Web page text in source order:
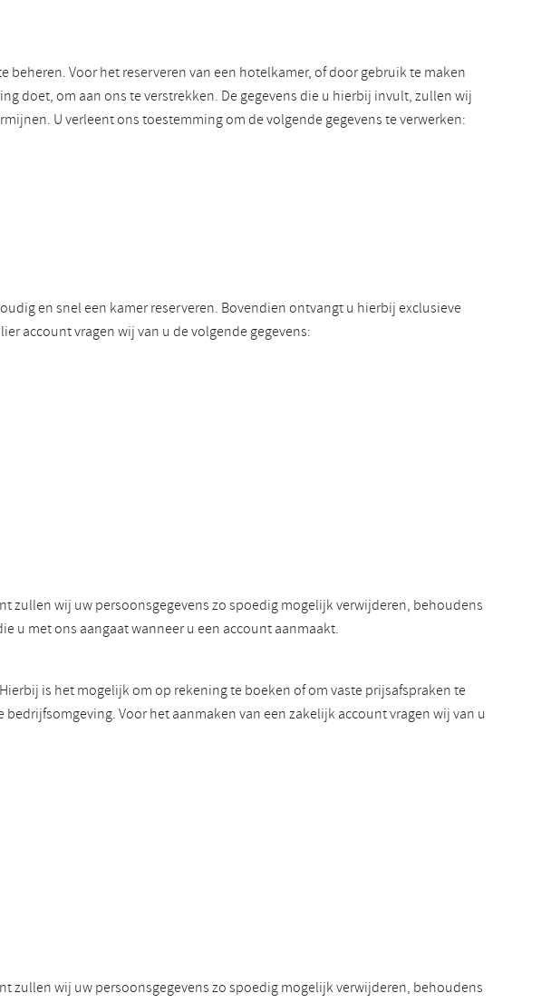
Voor het reserveren van een hotelkamer, of door gebruik te maken
doet, om aan ons te verstrekken. De gegevens die u hierbij invult, zullen wij
U verleent ons toestemming om de volgende gegevens te verwerken:
en snel een kamer reserveren. Bovendien ontvangt u hierbij exclusieve
account vragen wij van u de volgende gegevens:
zullen wij uw persoonsgegevens zo spoedig mogelijk verwijderen, behoudens
u met ons aangaat wanneer u een account aanmaakt.
is het mogelijk om op rekening te boeken of om vaste prijsafspraken te
Voor het aanmaken van een zakelijk account vragen wij van u
zullen wij uw persoonsgegevens zo spoedig mogelijk verwijderen, behoudens